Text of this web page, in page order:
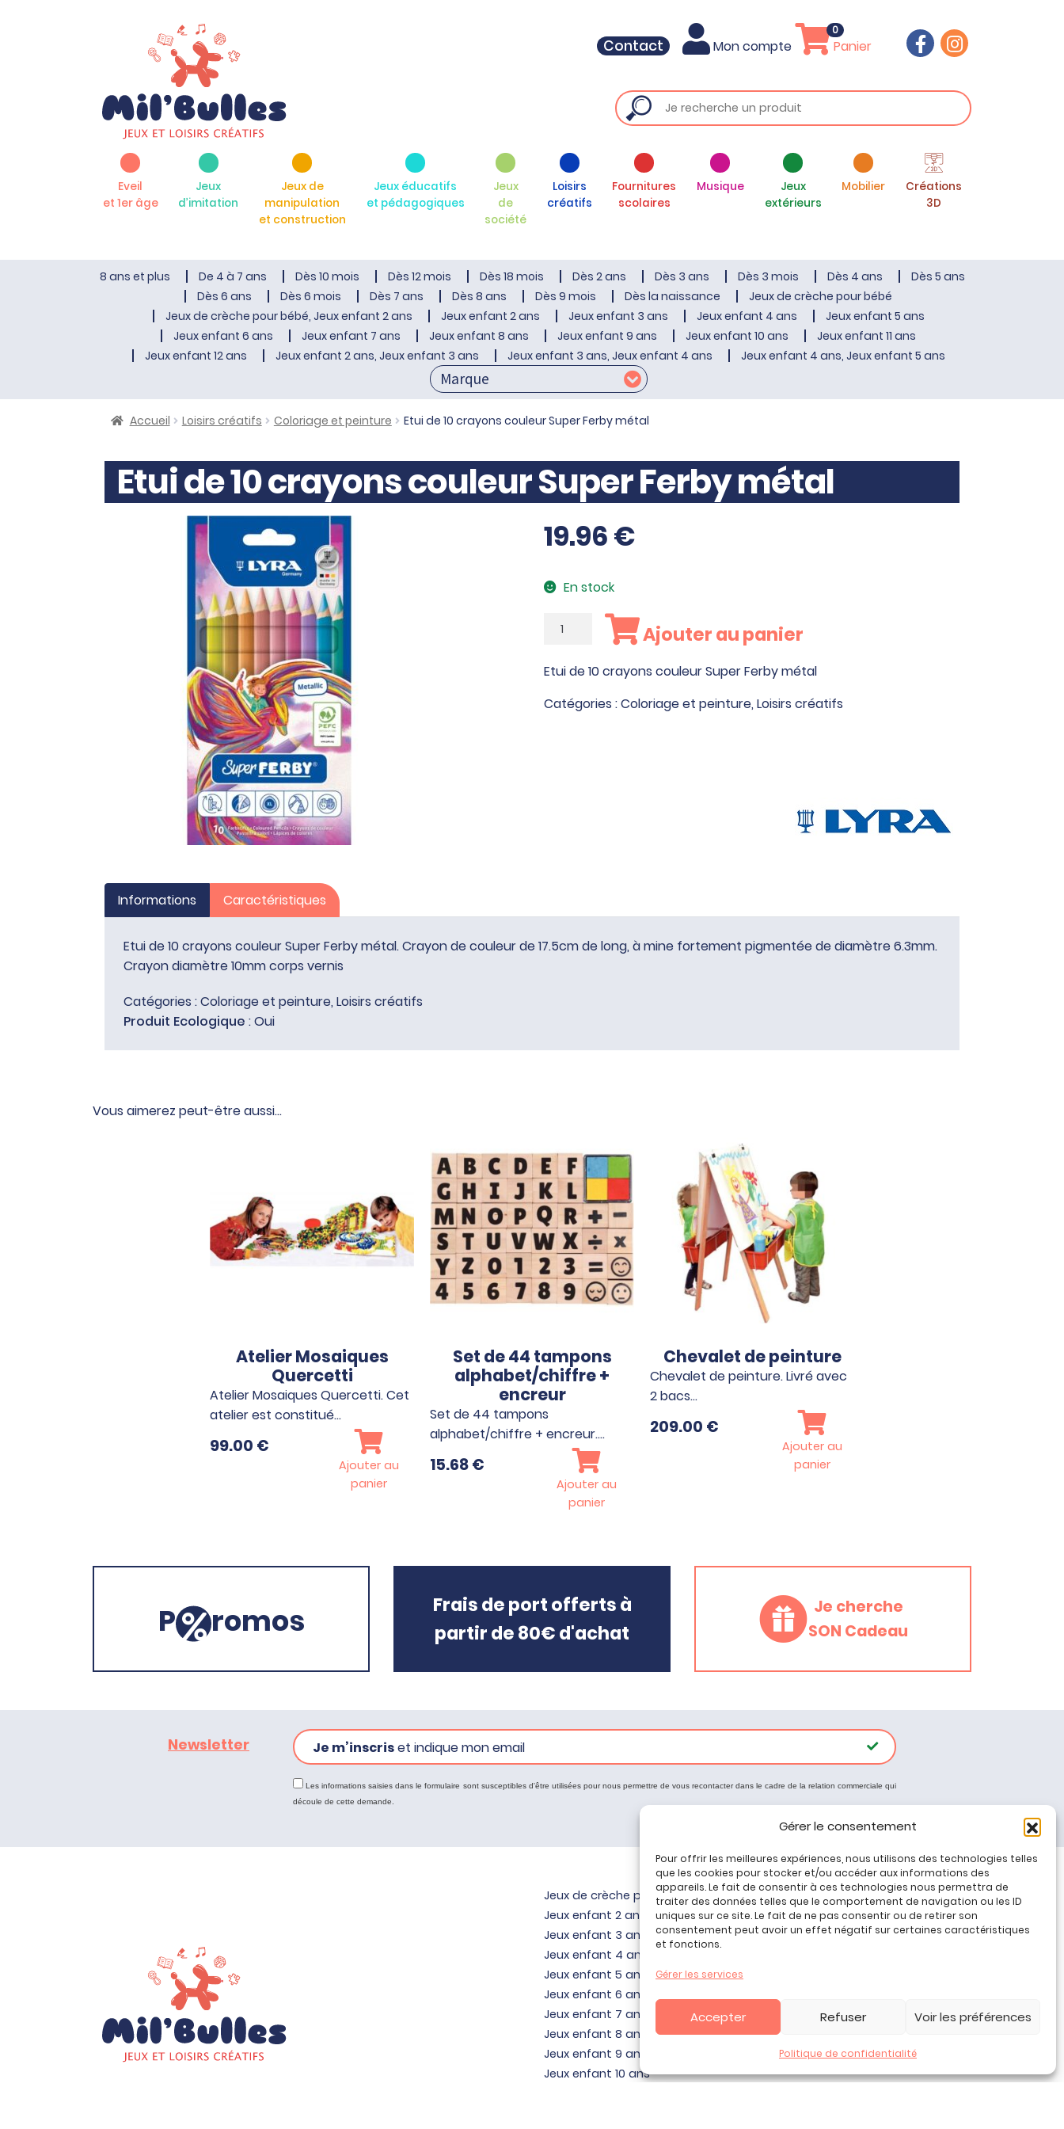
Gérer le consentement
Pour offrir les meilleures expériences, nous utilisons des technologies telles
que les cookies pour stocker et/ou accéder aux informations des
appareils. Le fait de consentir à ces technologies nous permettra de
traiter des données telles que le comportement de navigation ou les ID
uniques sur ce site. Le fait de ne pas consentir ou de retirer son
consentement peut avoir un effet négatif sur certaines caractéristiques
et fonctions.
Gérer les services
Accepter Refuser Voir les préférences
Politique de confidentialité
Contact Mon compte Panier
0
Eveil
et 1er âge
Jeux
d’imitation
Jeux de
manipulation
et construction
Jeux éducatifs
et pédagogiques
Jeux
de
société
Loisirs
créatifs
Fournitures
scolaires
Musique
Jeux
extérieurs
Mobilier
Créations
3D
8 ans et plus De 4 à 7 ans Dès 10 mois Dès 12 mois Dès 18 mois Dès 2 ans Dès 3 ans Dès 3 mois Dès 4 ans
Dès 5 ans
Dès 6 ans
Dès 6 mois Dès 7 ans Dès 8 ans Dès 9 mois Dès la naissance
Jeux de crèche pour bébé
Jeux de crèche pour bébé, Jeux enfant 2 ans
Jeux enfant 2 ans Jeux enfant 3 ans Jeux enfant 4 ans
Jeux enfant 5 ans
Jeux enfant 6 ans
Jeux enfant 7 ans Jeux enfant 8 ans Jeux enfant 9 ans Jeux enfant 10 ans
Jeux enfant 11 ans
Jeux enfant 12 ans
Jeux enfant 2 ans, Jeux enfant 3 ans Jeux enfant 3 ans, Jeux enfant 4 ans Jeux enfant 4 ans, Jeux enfant 5 ans
Accueil Loisirs créatifs Coloriage et peinture Etui de 10 crayons couleur Super Ferby métal
Etui de 10 crayons couleur Super Ferby métal
19.96€
En stock
quantité
Etui
de
10
Ajouter au panier
Etui de 10 crayons couleur Super Ferby métal
Catégories :Coloriage et peinture, Loisirs créatifs
Informations Caractéristiques
Etui de 10 crayons couleur Super Ferby métal. Crayon de couleur de 17.5cm de long, à mine fortement pigmentée de diamètre 6.3mm.
Crayon diamètre 10mm corps vernis
Catégories :Coloriage et peinture, Loisirs créatifs
Produit Ecologique : Oui
Vous aimerez peut-être aussi…
Atelier Mosaiques
Quercetti
Atelier Mosaiques Quercetti. Cet
atelier est constitué…
99.00 €
Ajouter au
panier
Set de 44 tampons
alphabet/chiffre +
encreur
Set de 44 tampons
alphabet/chiffre + encreur.…
15.68€
Ajouter au
panier
Chevalet de peinture
Chevalet de peinture. Livré avec
2 bacs…
209.00 €
Ajouter au
panier
P romos
Frais de port offerts à
partir de 80€ d'achat
Je cherche
SON Cadeau
Newsletter Je m’inscriset indique mon email
Les informations saisies dans le formulaire sont susceptibles d'être utilisées pour nous permettre de vous recontacter dans le cadre de la relation commerciale qui
découle de cette demande.
Jeux de crèche pour bébé
Jeux enfant 2 ans
Jeux enfant 3 ans
Jeux enfant 4 ans
Jeux enfant 5 ans
Jeux enfant 6 ans
Jeux enfant 7 ans
Jeux enfant 8 ans
Jeux enfant 9 ans
Jeux enfant 10 ans
Tous nos produits
Promos jeux de loisirs créatifs
Plan du site